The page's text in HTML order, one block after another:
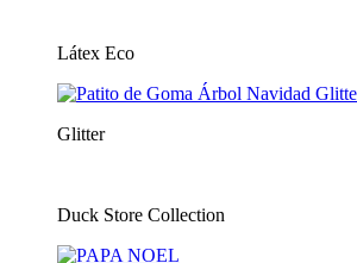
Látex Eco
Glitter
Duck Store Collection